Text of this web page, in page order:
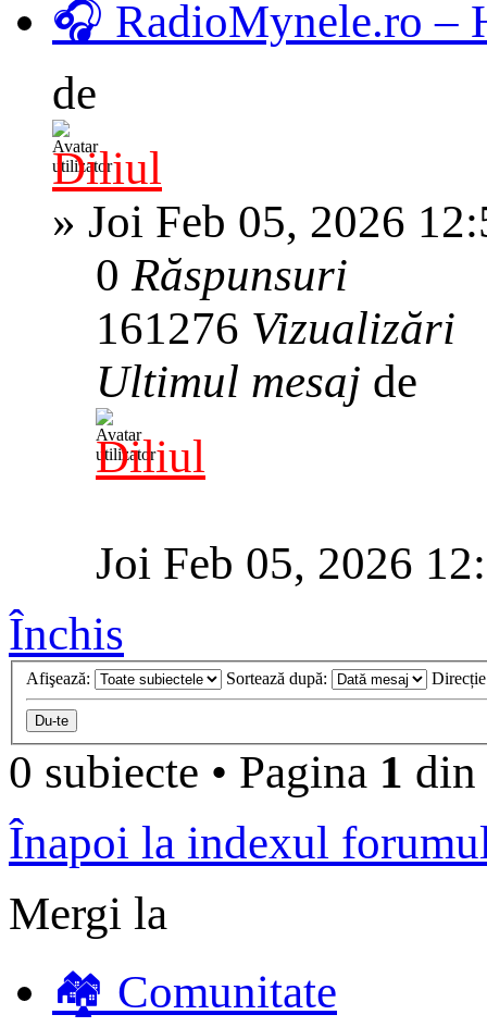
🎧 RadioMynele.ro –
de
Diliul
» Joi Feb 05, 2026
0Răspunsuri
161276 Vizualizări
Ultimul mesaj de
Diliul
Joi Feb 05, 2026
Închis
Afişează: Sortează după:
0 subiecte • Pagina 1 din
Înapoi la indexul
Mergi la
🏘️ Comunitate